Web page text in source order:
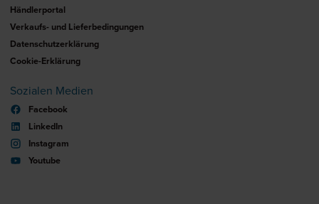
Händlerportal
Verkaufs- und Lieferbedingungen
Datenschutzerklärung
Cookie-Erklärung
Sozialen Medien
Facebook
LinkedIn
Instagram
Youtube